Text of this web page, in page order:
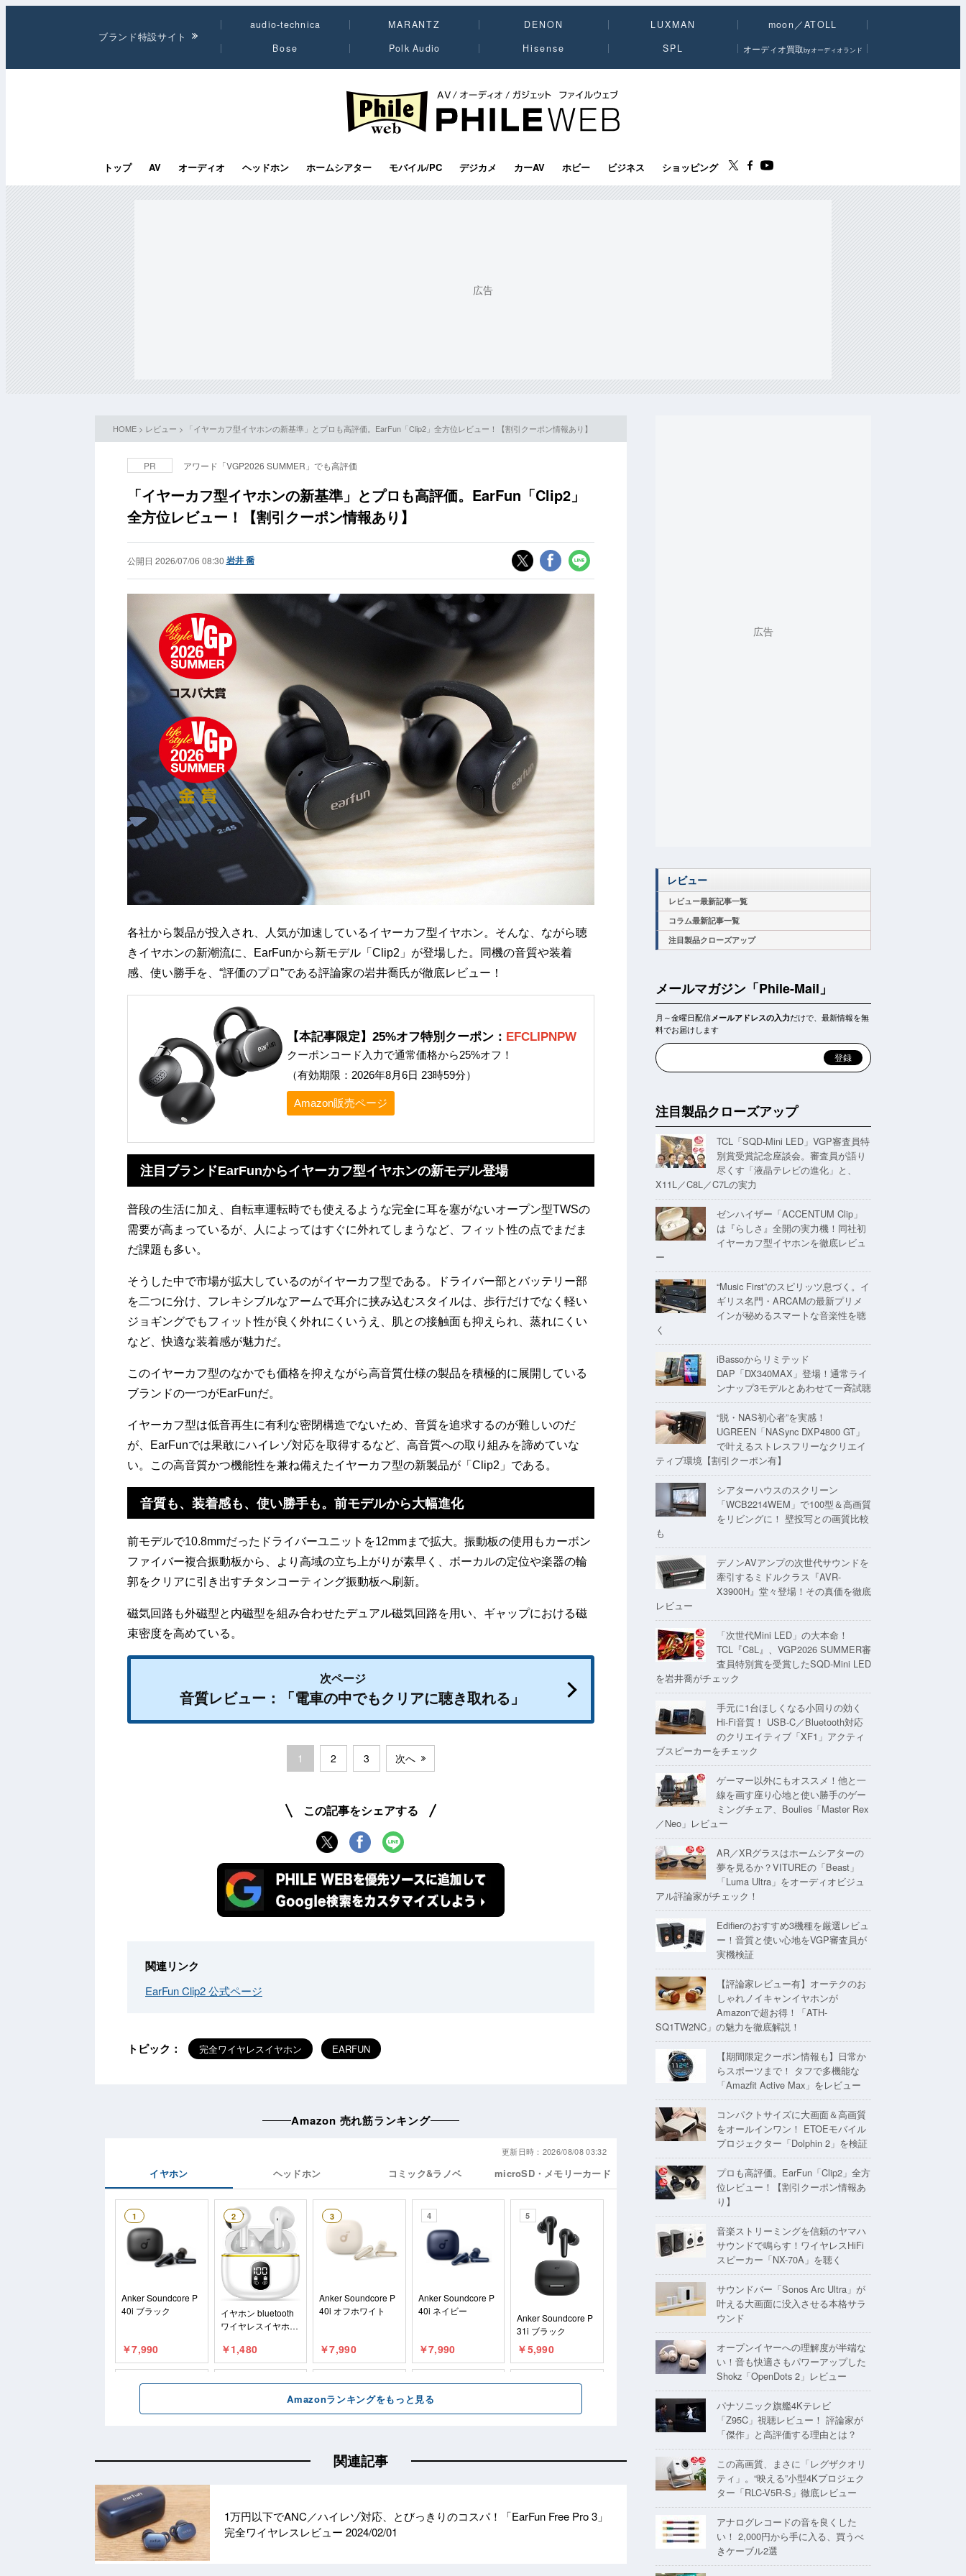
ブランド特設サイト
audio-technica MARANTZ DENON LUXMAN
moon／ATOLL
Bose
Polk Audio Hisense SPL オーディオ買取byオーディオランド
PHILE WEB｜AV/オーディオ/ガジェット
トップ AV オーディオ ヘッドホン ホームシアター モバイル/PC デジカメ カーAV ホビー ビジネス ショッピング
HOME > レビュー > 「イヤーカフ型イヤホンの新基準」とプロも高評価。EarFun「Clip2」全方位レビュー！【割引クーポン情報あり】
PR アワード「VGP2026 SUMMER」でも高評価
「イヤーカフ型イヤホンの新基準」とプロも高評価。EarFun「Clip2」
全方位レビュー！【割引クーポン情報あり】
公開日 2026/07/06 08:30 岩井 喬
各社から製品が投入され、人気が加速しているイヤーカフ型イヤホン。そんな、ながら聴
きイヤホンの新潮流に、EarFunから新モデル「Clip2」が登場した。同機の音質や装着
感、使い勝手を、“評価のプロ”である評論家の岩井喬氏が徹底レビュー！
【本記事限定】25%オフ特別クーポン： EFCLIPNPW
クーポンコード入力で通常価格から25%オフ！
（有効期限：2026年8月6日 23時59分）
Amazon販売ページ
注目ブランドEarFunからイヤーカフ型イヤホンの新モデル登場
普段の生活に加え、自転車運転時でも使えるような完全に耳を塞がないオープン型TWSの
需要が高まっているが、人によってはすぐに外れてしまうなど、フィット性の点でまだま
だ課題も多い。
そうした中で市場が拡大しているのがイヤーカフ型である。ドライバー部とバッテリー部
を二つに分け、フレキシブルなアームで耳介に挟み込むスタイルは、歩行だけでなく軽い
ジョギングでもフィット性が良く外れにくいうえ、肌との接触面も抑えられ、蒸れにくい
など、快適な装着感が魅力だ。
このイヤーカフ型のなかでも価格を抑えながら高音質仕様の製品を積極的に展開している
ブランドの一つがEarFunだ。
イヤーカフ型は低音再生に有利な密閉構造でないため、音質を追求するのが難しいのだ
が、EarFunでは果敢にハイレゾ対応を取得するなど、高音質への取り組みを諦めていな
い。この高音質かつ機能性を兼ね備えたイヤーカフ型の新製品が「Clip2」である。
音質も、装着感も、使い勝手も。前モデルから大幅進化
前モデルで10.8mmだったドライバーユニットを12mmまで拡大。振動板の使用もカーボン
ファイバー複合振動板から、より高域の立ち上がりが素早く、ボーカルの定位や楽器の輪
郭をクリアに引き出すチタンコーティング振動板へ刷新。
磁気回路も外磁型と内磁型を組み合わせたデュアル磁気回路を用い、ギャップにおける磁
束密度を高めている。
次ページ
音質レビュー：「電車の中でもクリアに聴き取れる」
1 2 3 次へ
この記事をシェアする
関連リンク
EarFun Clip2 公式ページ
トピック： 完全ワイヤレスイヤホン EARFUN
関連記事
1万円以下でANC／ハイレゾ対応、とびっきりのコスパ！「EarFun Free Pro 3」
完全ワイヤレスレビュー 2024/02/01
レビュー
レビュー最新記事一覧
コラム最新記事一覧
注目製品クローズアップ
メールマガジン「Phile-Mail」
月～金曜日配信メールアドレスの入力だけで、最新情報を無
料でお届けします
注目製品クローズアップ
TCL「SQD-Mini LED」VGP審査員特
別賞受賞記念座談会。審査員が語り
尽くす「液晶テレビの進化」と、
X11L／C8L／C7Lの実力
ゼンハイザー「ACCENTUM Clip」
は『らしさ』全開の実力機！同社初
イヤーカフ型イヤホンを徹底レビュ
ー
“Music First”のスピリッツ息づく。イ
ギリス名門・ARCAMの最新プリメ
インが秘めるスマートな音楽性を聴
く
iBassoからリミテッド
DAP「DX340MAX」登場！通常ライ
ンナップ3モデルとあわせて一斉試聴
“脱・NAS初心者”を実感！
UGREEN「NASync DXP4800 GT」
で叶えるストレスフリーなクリエイ
ティブ環境【割引クーポン有】
シアターハウスのスクリーン
「WCB2214WEM」で100型＆高画質
をリビングに！ 壁投写との画質比較
も
デノンAVアンプの次世代サウンドを
牽引するミドルクラス『AVR-
X3900H』堂々登場！その真価を徹底
レビュー
「次世代Mini LED」の大本命！
TCL『C8L』、VGP2026 SUMMER審
査員特別賞を受賞したSQD-Mini LED
を岩井喬がチェック
手元に1台ほしくなる小回りの効く
Hi-Fi音質！ USB-C／Bluetooth対応
のクリエイティブ「XF1」アクティ
ブスピーカーをチェック
ゲーマー以外にもオススメ！他と一
線を画す座り心地と使い勝手のゲー
ミングチェア、Boulies「Master Rex
／Neo」レビュー
AR／XRグラスはホームシアターの
夢を見るか？VITUREの「Beast」
「Luma Ultra」をオーディオビジュ
アル評論家がチェック！
Edifierのおすすめ3機種を厳選レビュ
ー！音質と使い心地をVGP審査員が
実機検証
【評論家レビュー有】オーテクのお
しゃれノイキャンイヤホンが
Amazonで超お得！「ATH-
SQ1TW2NC」の魅力を徹底解説！
【期間限定クーポン情報も】日常か
らスポーツまで！ タフで多機能な
「Amazfit Active Max」をレビュー
コンパクトサイズに大画面＆高画質
をオールインワン！ ETOEモバイル
プロジェクター「Dolphin 2」を検証
プロも高評価。EarFun「Clip2」全方
位レビュー！【割引クーポン情報あ
り】
音楽ストリーミングを信頼のヤマハ
サウンドで鳴らす！ワイヤレスHiFi
スピーカー「NX-70A」を聴く
サウンドバー「Sonos Arc Ultra」が
叶える大画面に没入させる本格サラ
ウンド
オープンイヤーへの理解度が半端な
い！音も快適さもパワーアップした
Shokz「OpenDots 2」レビュー
パナソニック旗艦4Kテレビ
「Z95C」視聴レビュー！ 評論家が
「傑作」と高評価する理由とは？
この高画質、まさに「レグザクオリ
ティ」。“映える”小型4Kプロジェク
ター「RLC-V5R-S」徹底レビュー
アナログレコードの音を良くした
い！ 2,000円から手に入る、買うべ
きケーブル2選